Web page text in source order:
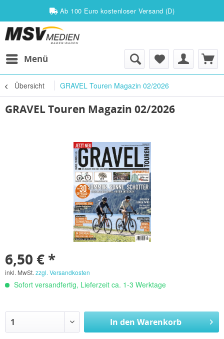
Ab 100 Euro kostenloser Versand (D)
Menü
Übersicht GRAVEL Touren Magazin 02/2026
GRAVEL Touren Magazin 02/2026
6,50 € *
inkl. MwSt. zzgl. Versandkosten
Sofort versandfertig, Lieferzeit ca. 1-3 Werktage
In denWarenkorb